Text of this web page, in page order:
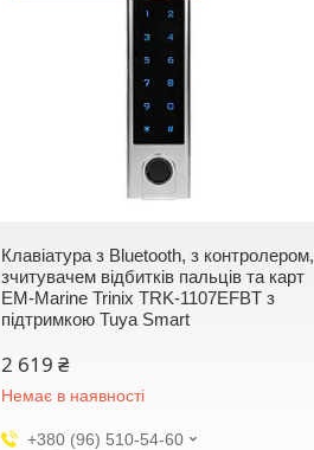
Клавіатура з Bluetooth, з контролером,
зчитувачем відбитків пальців та карт
EM-Marine Trinix TRK-1107EFBT з
підтримкою Tuya Smart
2 619 ₴
Немає в наявності
+380 (96) 510-54-60